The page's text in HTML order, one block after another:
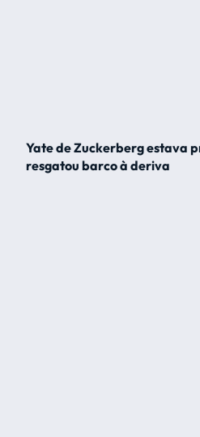
Yate de Zuckerberg estava
resgatou barco à deriva